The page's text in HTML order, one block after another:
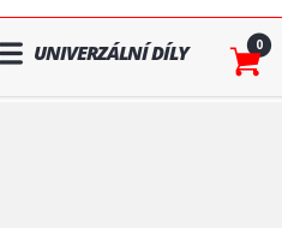
UNIVERZÁLNÍ DÍLY 0